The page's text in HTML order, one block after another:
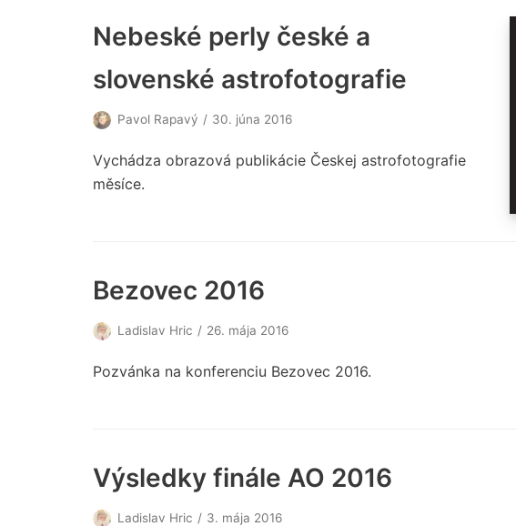
Nebeské perly české a
slovenské astrofotografie
Pavol Rapavý 30. júna 2016
Vychádza obrazová publikácie Českej astrofotografie
měsíce.
Bezovec 2016
Ladislav Hric 26. mája 2016
Pozvánka na konferenciu Bezovec 2016.
Výsledky finále AO 2016
Ladislav Hric 3. mája 2016